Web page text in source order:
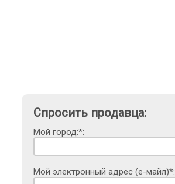
Спросить продавца:
Мой город:*:
Мой электронный адрес (е-майл)*: